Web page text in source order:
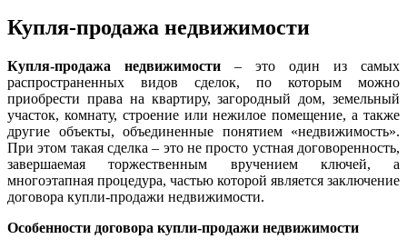
Купля-продажа недвижимости
Купля-продажа недвижимости – это один из самых
распространенных видов сделок, по которым можно
приобрести права на квартиру, загородный дом, земельный
участок, комнату, строение или нежилое помещение, а также
другие объекты, объединенные понятием «недвижимость».
При этом такая сделка – это не просто устная договоренность,
завершаемая торжественным вручением ключей, а
многоэтапная процедура, частью которой является заключение
договора купли-продажи недвижимости.
Особенности договора купли-продажи недвижимости